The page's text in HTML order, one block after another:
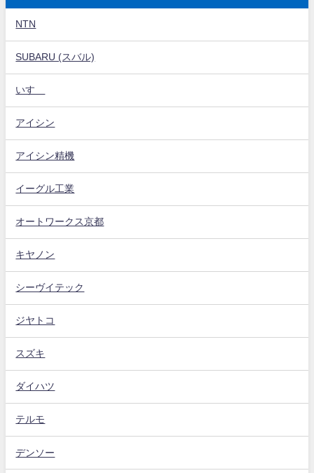
NTN
SUBARU (スバル)
いすゞ
アイシン
アイシン精機
イーグル工業
オートワークス京都
キヤノン
シーヴイテック
ジヤトコ
スズキ
ダイハツ
テルモ
デンソー